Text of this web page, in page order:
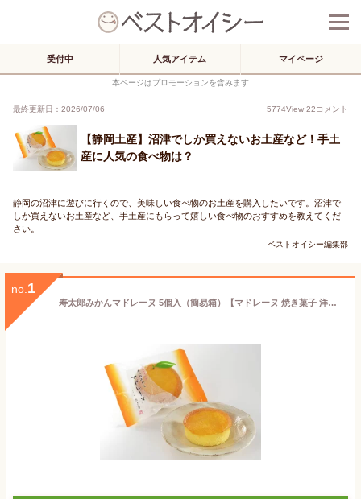
受付中 人気アイテム マイページ
本ページはプロモーションを含みます
最終更新日：2026/07/06 5774View 22コメント
【静岡土産】沼津でしか買えないお土産など！手土
産に人気の食べ物は？
静岡の沼津に遊びに行くので、美味しい食べ物のお土産を購入したいです。沼津で
しか買えないお土産など、手土産にもらって嬉しい食べ物のおすすめを教えてくだ
さい。
ベストオイシー編集部
no. 1
寿太郎みかんマドレーヌ 5個入（簡易箱）【マドレーヌ 焼き菓子 洋菓子 スイーツ お菓子 蜜柑】【ギフト プチギフト プレゼント 贈り物 お土産 土産 おみやげ 手土産 母の日 父の日 敬老の日 お中元 お歳暮】【雅心苑】